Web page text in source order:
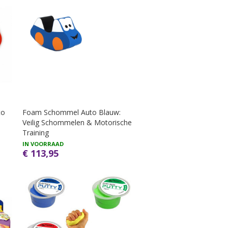
Foam Schommel Auto Blauw:
Veilig Schommelen & Motorische
Training
IN VOORRAAD
€ 113,95